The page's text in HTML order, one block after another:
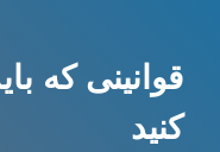
قوانینی که
کنید